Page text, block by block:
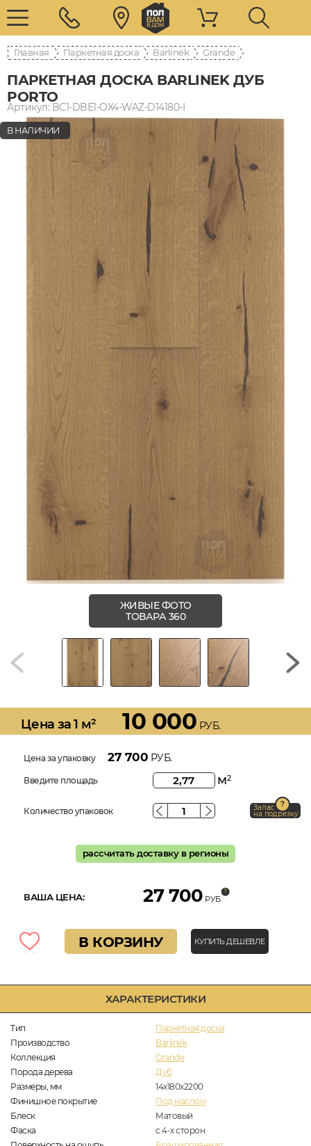
Главная Паркетная доска Barlinek Grande
ПАРКЕТНАЯ ДОСКА BARLINEK ДУБ
PORTO
Артикул: BC1-DBE1-OX4-WAZ-D14180-I
ХАРАКТЕРИСТИКИ
Тип
Паркетная доска
Производство
Barlinek
Коллекция
Grande
Порода дерева
Дуб
Размеры, мм
14х180х2200
Финишное покрытие
Под маслом
Блеск
Матовый
Фаска
с 4-х сторон
В НАЛИЧИИ
ЖИВЫЕ ФОТО
ТОВАРА 360
Цена за 1 м² 10 000 РУБ.
Цена за упаковку 27 700 РУБ.
Введите площадь м2
Количество упаковок Запас
на подрезку
рассчитать доставку в регионы
ВАША ЦЕНА: 27 700 РУБ.
В КОРЗИНУ КУПИТЬ ДЕШЕВЛЕ